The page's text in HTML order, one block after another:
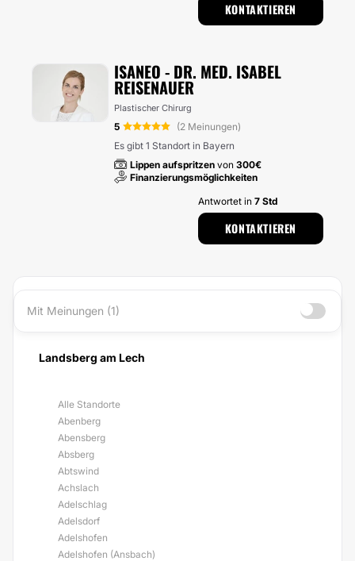
KONTAKTIEREN
ISANEO - DR. MED. ISABEL
REISENAUER
Plastischer Chirurg
5
(2 Meinungen)
Es gibt 1 Standort in Bayern
Lippen aufspritzen von 300€
Finanzierungsmöglichkeiten
Antwortet in 7 Std
KONTAKTIEREN
Mit Meinungen (1)
Landsberg am Lech
Alle Standorte
Abenberg
Abensberg
Absberg
Abtswind
Achslach
Adelschlag
Adelsdorf
Adelshofen
Adelshofen (Ansbach)